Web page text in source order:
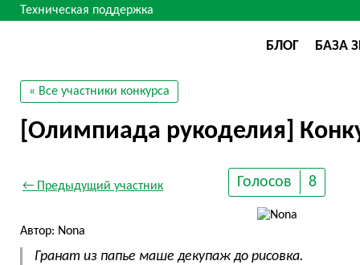
Техническая поддержка
БЛОГ БАЗА
« Все участники конкурса
[Олимпиада рукоделия]
← Предыдущий участник Голосов 8
Автор: Nona
Гранат из папье маше декупаж до рисовка.